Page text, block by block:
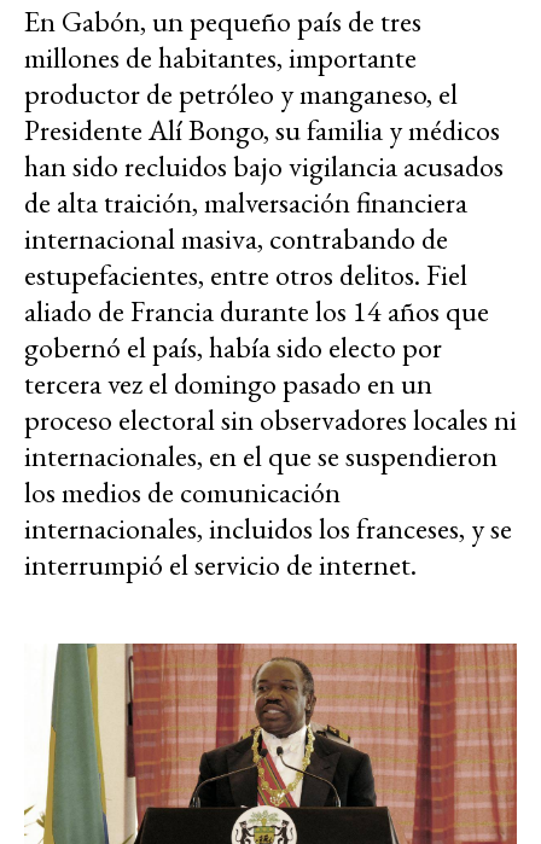
En Gabón, un pequeño país de tres
millones de habitantes, importante
productor de petróleo y manganeso, el
Presidente Alí Bongo, su familia y médicos
han sido recluidos bajo vigilancia acusados
de alta traición, malversación financiera
internacional masiva, contrabando de
estupefacientes, entre otros delitos. Fiel
aliado de Francia durante los 14 años que
gobernó el país, había sido electo por
tercera vez el domingo pasado en un
proceso electoral sin observadores locales ni
internacionales, en el que se suspendieron
los medios de comunicación
internacionales, incluidos los franceses, y se
interrumpió el servicio de internet.